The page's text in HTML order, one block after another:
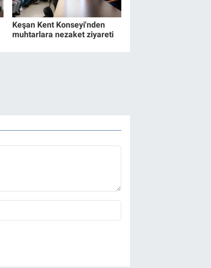
Keşan Kent Konseyi'nden
muhtarlara nezaket ziyareti